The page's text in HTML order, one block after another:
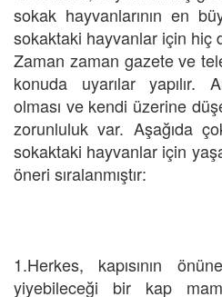
sokak hayvanlarının en
sokaktaki hayvanlar için hiç
Zaman zaman gazete ve
konuda uyarılar yapılır.
olması ve kendi üzerine
zorunluluk var. Aşağıda
sokaktaki hayvanlar için
öneri sıralanmıştır:
1.Herkes, kapısının
yiyebileceği bir kap